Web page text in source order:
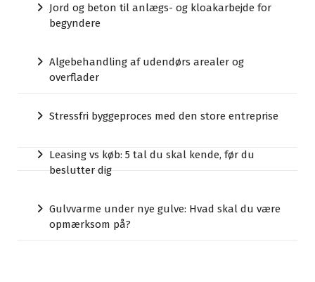
Jord og beton til anlægs- og kloakarbejde for
begyndere
Algebehandling af udendørs arealer og
overflader
Stressfri byggeproces med den store entreprise
Leasing vs køb: 5 tal du skal kende, før du
beslutter dig
Gulvvarme under nye gulve: Hvad skal du være
opmærksom på?